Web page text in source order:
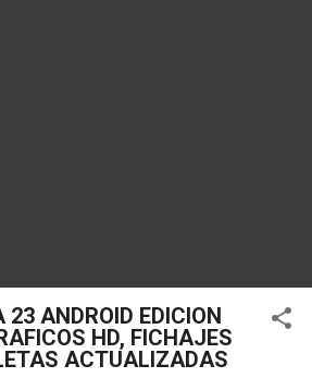
23 ANDROID EDICION
HD, FICHAJES
ACTUALIZADAS